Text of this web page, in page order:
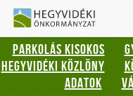
Gyorsbillentyűk
listája
Keresés:
"S"
Bejelentkezés:
Hegyvidéki
PARKOLÁS KISOKOS
HEGYVIDÉKI KÖZLÖNY
ADATOK